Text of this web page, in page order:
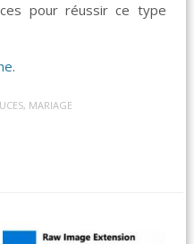
pour réussir ce type
.
, MARIAGE